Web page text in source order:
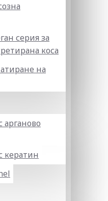
серия за
коса
на
арганово
кератин